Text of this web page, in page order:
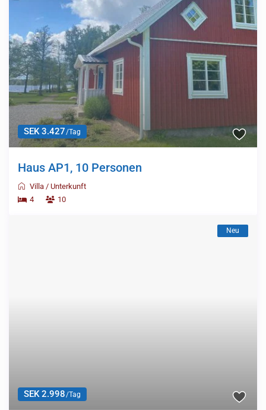
SEK 3.427/Tag
Haus AP1, 10 Personen
Villa /Unterkunft
4
10
SEK 2.998/Tag
Neu